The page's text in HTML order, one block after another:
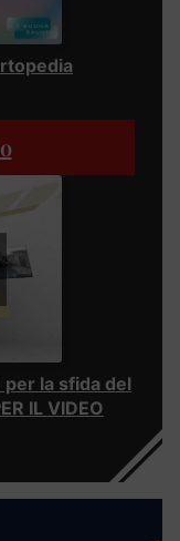
per la sfida del
IL VIDEO